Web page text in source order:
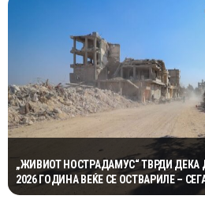
„ЖИВИОТ НОСТРАДАМУС“ ТВРДИ ДЕКА
2026 ГОДИНА ВЕЌЕ СЕ ОСТВАРИЛЕ –